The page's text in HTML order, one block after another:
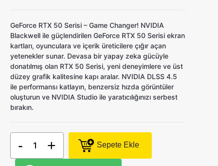
GeForce RTX 50 Serisi – Game Changer! NVIDIA
Blackwell ile güçlendirilen GeForce RTX 50 Serisi ekran
kartları, oyunculara ve içerik üreticilere çığır açan
yetenekler sunar. Devasa bir yapay zeka gücüyle
donatılmış olan RTX 50 Serisi, yeni deneyimlere ve üst
düzey grafik kalitesine kapı aralar. NVIDIA DLSS 4.5
ile performansı katlayın, benzersiz hızda görüntüler
oluşturun ve NVIDIA Studio ile yaratıcılığınızı serbest
bırakın.
- + Sepete Ekle